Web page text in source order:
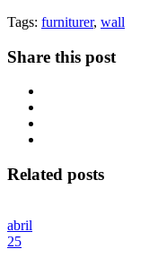
Tags: furniturer, wall
Share this post
Related posts
abril
25